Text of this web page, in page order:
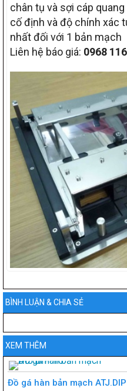
chân tụ và sợi cáp
cố định và độ chính xác
nhất đối với 1 bản mạch
Liên hệ báo giá: 0968
BÌNH LUẬN & CHIA SẺ
XEM THÊM
Đồ gá hàn bản mạch ATJ.DIP